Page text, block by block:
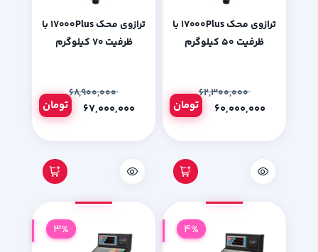
ترازوی محک 17000Plus با
ظرفیت 50 کیلوگرم
۶۲,۳۰۰,۰۰۰
تومان
ترازوی محک 17000Plus با
ظرفیت 70 کیلوگرم
۶۸,۹۰۰,۰۰۰
تومان
4%
3%